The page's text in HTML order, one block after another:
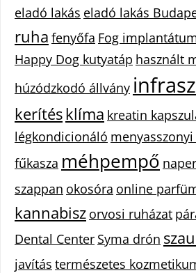
eladó lakás eladó lakás
ruha fenyőfa Fog
Happy Dog kutyatáp használt
húzódzkodó állvány
kerítésklíma kreatin
légkondicionáló
fűkasza méhpempő
szappan okosóra online
kannabisz orvosi ruházat
Dental Center Syma drón
javítás természetes